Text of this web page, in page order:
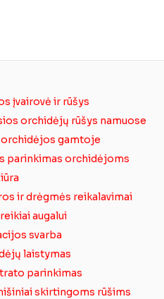
įvairovė ir rūšys
orchidėjų rūšys namuose
gamtoje
parinkimas orchidėjoms
ir drėgmės reikalavimai
augalui
svarba
laistymas
parinkimas
skirtingoms rūšims